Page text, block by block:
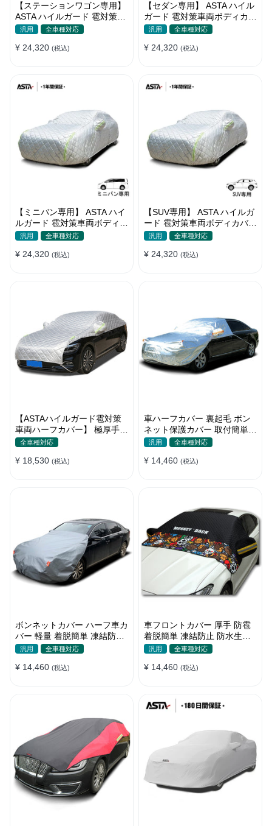
【ステーションワゴン専用】
ASTA ハイルガード 雹対策車
両ボディカバー 5層構造 雹対
厚 防風ロープ付き
汎用 全車種対応
¥ 24,320 (税込)
【セダン専用】 ASTA ハイル
ガード 雹対策車両ボディカバ
ー 5層構造 雹対策 厚手 凍結
プ付きボディカバー
汎用 全車種対応
¥ 24,320 (税込)
【ミニバン専用】 ASTA ハイ
ルガード 雹対策車両ボディカ
バー 5層構造 雹対策 厚手 凍
ープ付きボディカバー
汎用 全車種対応
¥ 24,320 (税込)
【SUV専用】 ASTA ハイルガ
ード 雹対策車両ボディカバー
5層構造 雹対策 厚手 凍結防
付きボディカバー
汎用 全車種対応
¥ 24,320 (税込)
【ASTAハイルガード雹対策
車両ハーフカバー】 極厚手
防雹 雹害 凍結防止 防雪防風
ー
全車種対応
¥ 18,530 (税込)
車ハーフカバー 裏起毛 ボン
ネット保護カバー 取付簡単
防水 軽/普自動車 軽量 塗装保
汎用 全車種対応
¥ 14,460 (税込)
ボンネットカバー ハーフ車カ
バー 軽量 着脱簡単 凍結防止
裏起毛 防水防塵 四季
汎用 全車種対応
¥ 14,460 (税込)
車フロントカバー 厚手 防雹
着脱簡単 凍結防止 防水生地
可愛い 軽量 汚れから守る 四
汎用 全車種対応
¥ 14,460 (税込)